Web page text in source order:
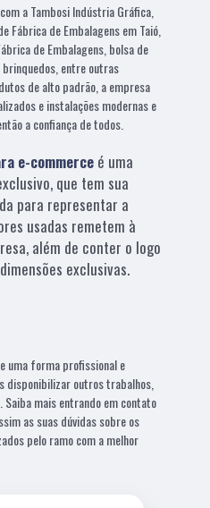
a Tambosi Indústria Gráfica,
Fábrica de Embalagens em Taió,
de Embalagens, bolsa de
entre outras
de alto padrão, a empresa
e instalações modernas e
a confiança de todos.
e-commerce é uma
que tem sua
para representar a
usadas remetem à
além de conter o logo
exclusivas.
uma forma profissional e
disponibilizar outros trabalhos,
Saiba mais entrando em contato
as suas dúvidas sobre os
pelo ramo com a melhor